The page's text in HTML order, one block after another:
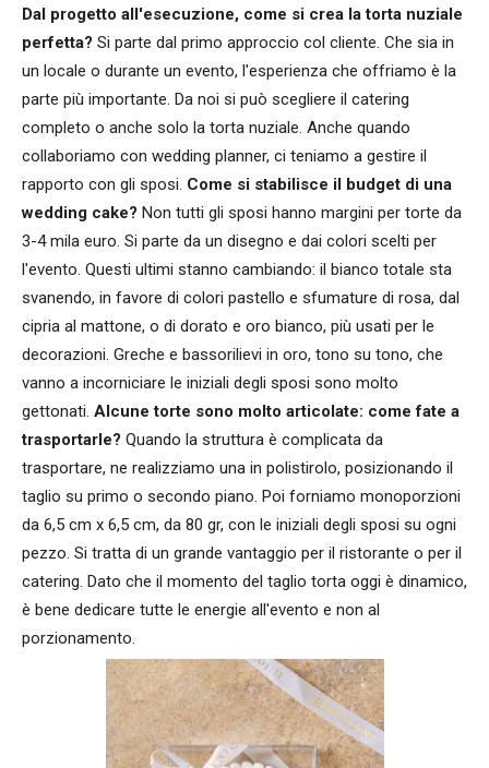
Dal progetto all'esecuzione, come si crea la torta nuziale
perfetta? Si parte dal primo approccio col cliente. Che sia in
un locale o durante un evento, l'esperienza che offriamo è la
parte più importante. Da noi si può scegliere il catering
completo o anche solo la torta nuziale. Anche quando
collaboriamo con wedding planner, ci teniamo a gestire il
rapporto con gli sposi. Come si stabilisce il budget di una
wedding cake? Non tutti gli sposi hanno margini per torte da
3-4 mila euro. Si parte da un disegno e dai colori scelti per
l'evento. Questi ultimi stanno cambiando: il bianco totale sta
svanendo, in favore di colori pastello e sfumature di rosa, dal
cipria al mattone, o di dorato e oro bianco, più usati per le
decorazioni. Greche e bassorilievi in oro, tono su tono, che
vanno a incorniciare le iniziali degli sposi sono molto
gettonati. Alcune torte sono molto articolate: come fate a
trasportarle? Quando la struttura è complicata da
trasportare, ne realizziamo una in polistirolo, posizionando il
taglio su primo o secondo piano. Poi forniamo monoporzioni
da 6,5 cm x 6,5 cm, da 80 gr, con le iniziali degli sposi su ogni
pezzo. Si tratta di un grande vantaggio per il ristorante o per il
catering. Dato che il momento del taglio torta oggi è dinamico,
è bene dedicare tutte le energie all'evento e non al
porzionamento.